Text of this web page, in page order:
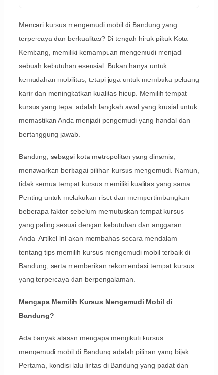
Mencari kursus mengemudi mobil di Bandung yang
terpercaya dan berkualitas? Di tengah hiruk pikuk Kota
Kembang, memiliki kemampuan mengemudi menjadi
sebuah kebutuhan esensial. Bukan hanya untuk
kemudahan mobilitas, tetapi juga untuk membuka peluang
karir dan meningkatkan kualitas hidup. Memilih tempat
kursus yang tepat adalah langkah awal yang krusial untuk
memastikan Anda menjadi pengemudi yang handal dan
bertanggung jawab.
Bandung, sebagai kota metropolitan yang dinamis,
menawarkan berbagai pilihan kursus mengemudi. Namun,
tidak semua tempat kursus memiliki kualitas yang sama.
Penting untuk melakukan riset dan mempertimbangkan
beberapa faktor sebelum memutuskan tempat kursus
yang paling sesuai dengan kebutuhan dan anggaran
Anda. Artikel ini akan membahas secara mendalam
tentang tips memilih kursus mengemudi mobil terbaik di
Bandung, serta memberikan rekomendasi tempat kursus
yang terpercaya dan berpengalaman.
Mengapa Memilih Kursus Mengemudi Mobil di
Bandung?
Ada banyak alasan mengapa mengikuti kursus
mengemudi mobil di Bandung adalah pilihan yang bijak.
Pertama, kondisi lalu lintas di Bandung yang padat dan